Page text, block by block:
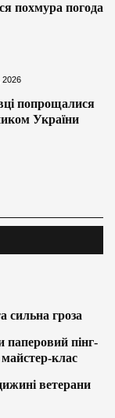
похмура погода
попрощалися
України
сильна гроза
паперовий пінг-
майстер-клас
ветерани